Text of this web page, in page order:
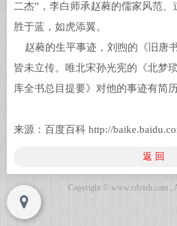
二杰”，李白师承赵蕤的儒家风范
胜于蓝，如虎添翼。
赵蕤的生平事迹，刘煦的《旧唐
皆未立传。唯北宋孙光宪的《北梦
库全书总目提要》对他的事迹有简
来源： 百度百科 http://
返 回
Copyright © www.cdytsh.com ,